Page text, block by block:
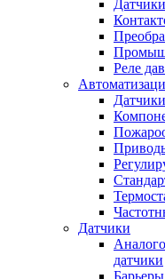
Реле
Датчики
Датчики
датчики